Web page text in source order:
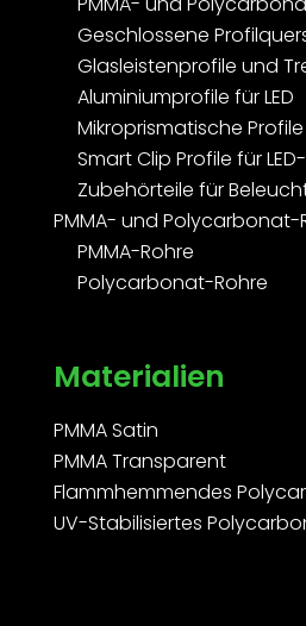
Geschlossene
Glasleistenprofile und
Aluminiumprofile für LED
Mikroprismatische Profile
Smart Clip Profile für
Zubehörteile für
PMMA- und Polycarbonat-
PMMA-Rohre
Polycarbonat-Rohre
Materialien
PMMA Satin
PMMA Transparent
Flammhemmendes
UV-Stabilisiertes